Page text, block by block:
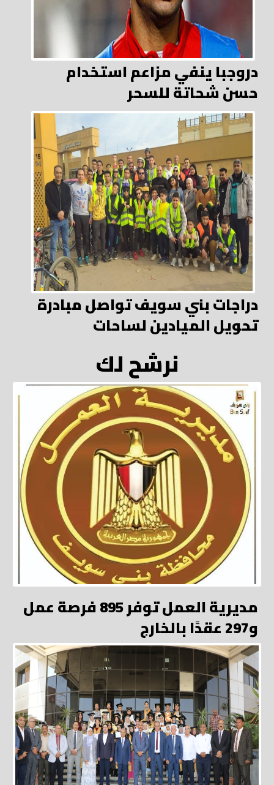
دروجبا ينفي مزاعم استخدام
حسن شحاتة للسحر
دراجات بني سويف تواصل مبادرة
تحويل الميادين لساحات
نرشح لك
مديرية العمل توفر 895 فرصة عمل
و297 عقدًا بالخارج